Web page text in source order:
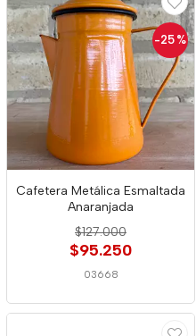
-25 %
Cafetera Metálica Esmaltada
Anaranjada
$127.000
$95.250
03668